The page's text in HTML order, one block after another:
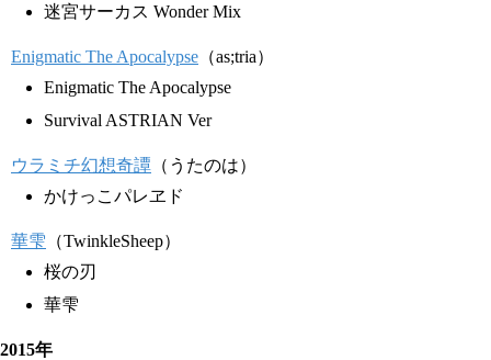
迷宮サーカス Wonder Mix
Enigmatic The Apocalypse （as;tria）
Enigmatic The Apocalypse
Survival ASTRIAN Ver
ウラミチ幻想奇譚 （うたのは）
かけっこパレヱド
華雫 （TwinkleSheep）
桜の刃
華雫
2015年